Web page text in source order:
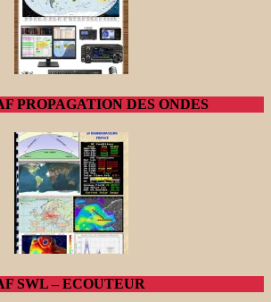
PROPAGATION DES ONDES
SWL – ECOUTEUR